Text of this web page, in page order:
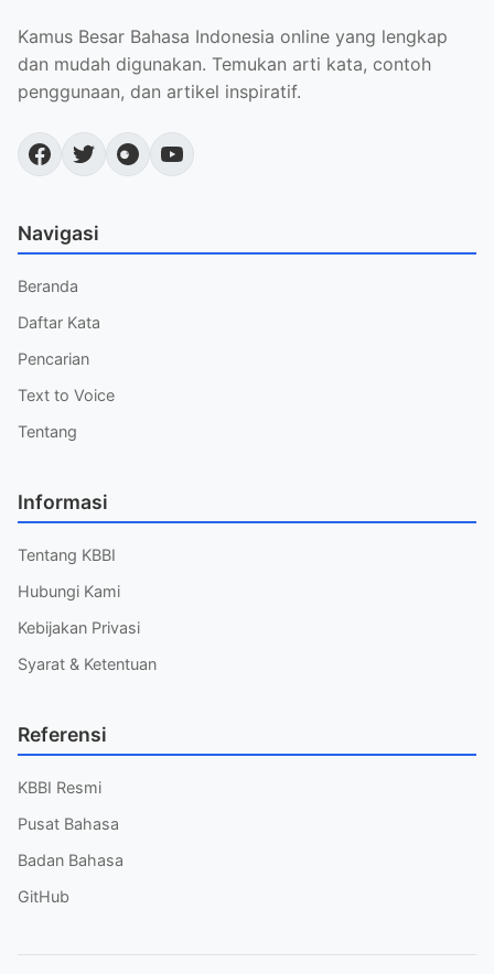
Kamus Besar Bahasa Indonesia online yang lengkap
dan mudah digunakan. Temukan arti kata, contoh
penggunaan, dan artikel inspiratif.
Navigasi
Beranda
Daftar Kata
Pencarian
Text to Voice
Tentang
Informasi
Tentang KBBI
Hubungi Kami
Kebijakan Privasi
Syarat & Ketentuan
Referensi
KBBI Resmi
Pusat Bahasa
Badan Bahasa
GitHub